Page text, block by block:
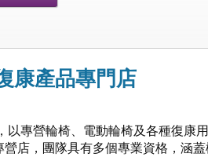
康產品專門店
以專營輪椅、電動輪椅及各種復康
營店，團隊具有多個專業資格，涵